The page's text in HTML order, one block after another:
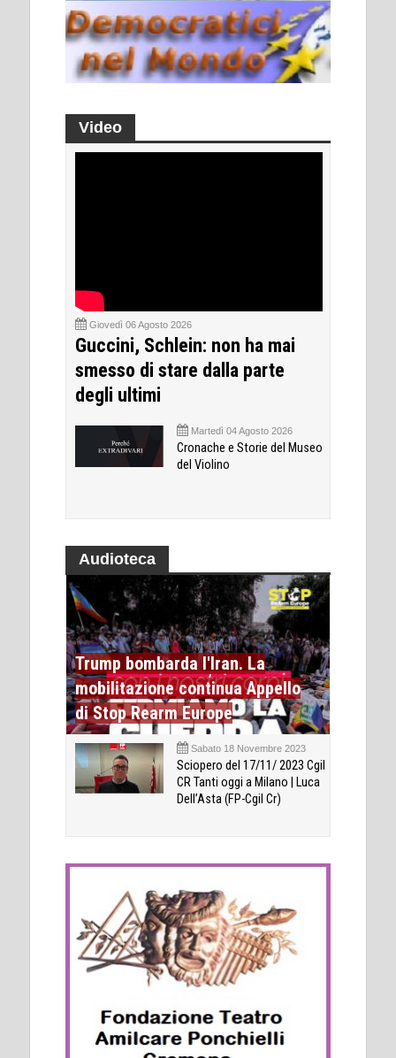
Video
Giovedì 06 Agosto 2026
Guccini, Schlein: non ha mai
smesso di stare dalla parte
degli ultimi
Martedì 04 Agosto 2026
Cronache e Storie del Museo
del Violino
Audioteca
Trump bombarda l'Iran. La
mobilitazione continua Appello
di Stop Rearm Europe
Sabato 18 Novembre 2023
Sciopero del 17/11/ 2023 Cgil
CR Tanti oggi a Milano | Luca
Dell’Asta (FP-Cgil Cr)